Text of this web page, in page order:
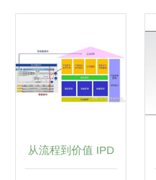
从流程到价值 IPD